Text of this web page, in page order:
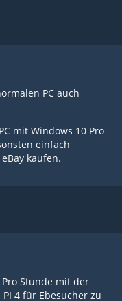
PC auch
mit Windows 10 Pro
einfach
kaufen.
Stunde mit der
4 für Ebesucher zu